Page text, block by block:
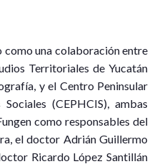
como una colaboración entre
Territoriales de Yucatán
y el Centro Peninsular
(CEPHCIS), ambas
como responsables del
el doctor Adrián Guillermo
Ricardo López Santillán